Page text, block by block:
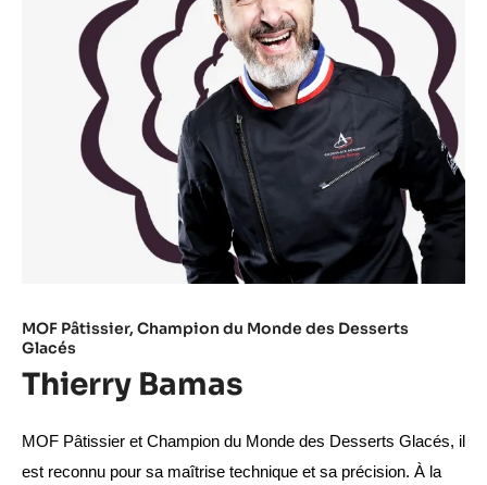
MOF Pâtissier, ​Champion du Monde ​des Desserts
Glacés​
Thierry Bamas
MOF Pâtissier et Champion du Monde des Desserts Glacés, il
est reconnu pour sa maîtrise technique et sa précision. À la